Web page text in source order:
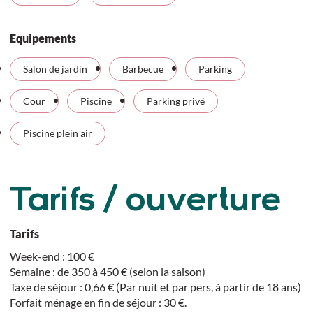
Equipements
Salon de jardin Barbecue Parking
Cour Piscine Parking privé
Piscine plein air
Tarifs / ouverture
Tarifs
Week-end : 100 €
Semaine : de 350 à 450 € (selon la saison)
Taxe de séjour : 0,66 € (Par nuit et par pers, à partir de 18 ans)
Forfait ménage en fin de séjour : 30 €.